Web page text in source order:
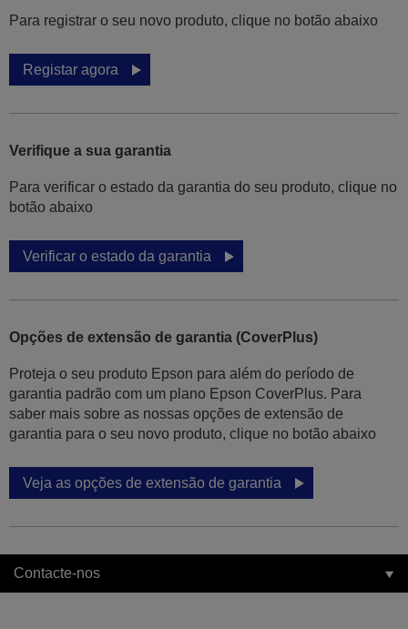
Para registrar o seu novo produto, clique no botão abaixo
Registar agora
Verifique a sua garantia
Para verificar o estado da garantia do seu produto, clique no
botão abaixo
Verificar o estado da garantia
Opções de extensão de garantia (CoverPlus)
Proteja o seu produto Epson para além do período de
garantia padrão com um plano Epson CoverPlus. Para
saber mais sobre as nossas opções de extensão de
garantia para o seu novo produto, clique no botão abaixo
Veja as opções de extensão de garantia
Contacte-nos